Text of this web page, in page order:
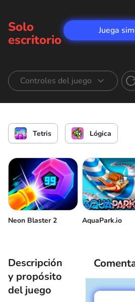
Solo
escritorio
Juega
Controles del juego
Mover bloques
del reloj
Girar bloques en sentido
agujas del reloj
Lanzar un nuevo bloque
Elección del nivel de dificultad
Tetris Lógica
Neon Blaster 2 AquaPark.io
Descripción
y propósito
del juego